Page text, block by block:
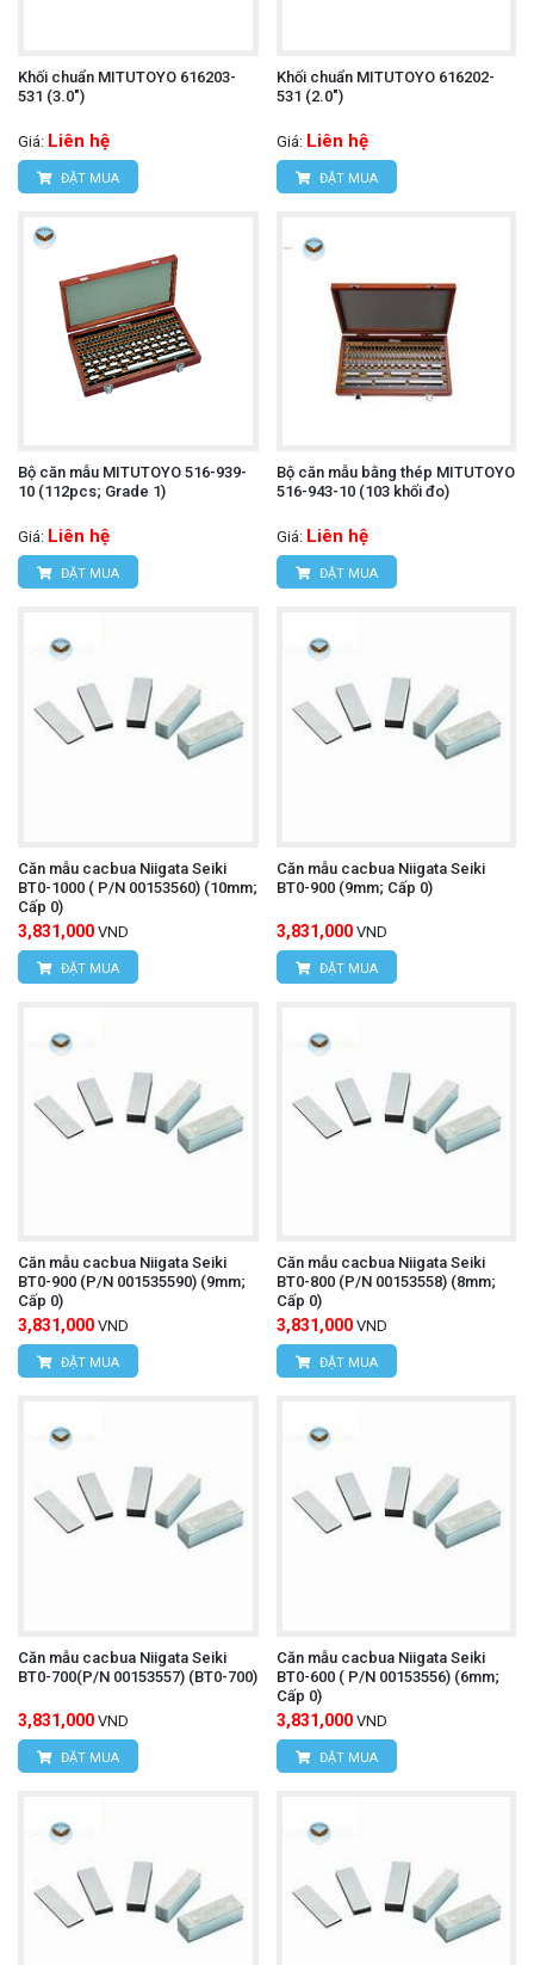
Khối chuẩn MITUTOYO 616203-
531 (3.0")
Giá: Liên hệ
ĐẶT MUA
Khối chuẩn MITUTOYO 616202-
531 (2.0")
Giá: Liên hệ
ĐẶT MUA
Bộ căn mẫu MITUTOYO 516-939-
10 (112pcs; Grade 1)
Giá: Liên hệ
ĐẶT MUA
Bộ căn mẫu bằng thép MITUTOYO
516-943-10 (103 khối đo)
Giá: Liên hệ
ĐẶT MUA
Căn mẫu cacbua Niigata Seiki
BT0-1000 ( P/N 00153560) (10mm;
Cấp 0)
3,831,000 VND
ĐẶT MUA
Căn mẫu cacbua Niigata Seiki
BT0-900 (9mm; Cấp 0)
3,831,000 VND
ĐẶT MUA
Căn mẫu cacbua Niigata Seiki
BT0-900 (P/N 001535590) (9mm;
Cấp 0)
3,831,000 VND
ĐẶT MUA
Căn mẫu cacbua Niigata Seiki
BT0-800 (P/N 00153558) (8mm;
Cấp 0)
3,831,000 VND
ĐẶT MUA
Căn mẫu cacbua Niigata Seiki
BT0-700(P/N 00153557) (BT0-700)
3,831,000 VND
ĐẶT MUA
Căn mẫu cacbua Niigata Seiki
BT0-600 ( P/N 00153556) (6mm;
Cấp 0)
3,831,000 VND
ĐẶT MUA